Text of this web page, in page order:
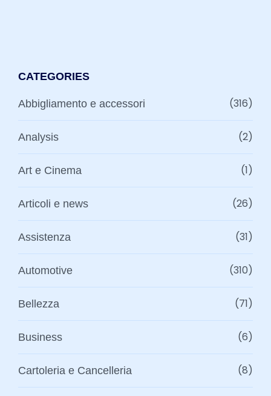
CATEGORIES
Abbigliamento e accessori (316)
Analysis (2)
Art e Cinema (1)
Articoli e news (26)
Assistenza (31)
Automotive (310)
Bellezza (71)
Business (6)
Cartoleria e Cancelleria (8)